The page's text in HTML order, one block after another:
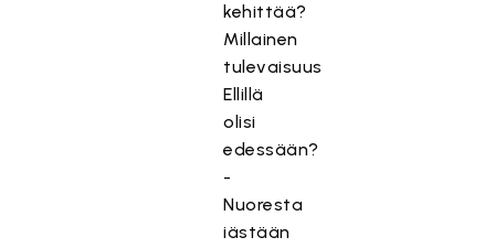
kehittää?
Millainen
tulevaisuus
Ellillä
olisi
edessään?
-
Nuoresta
iästään